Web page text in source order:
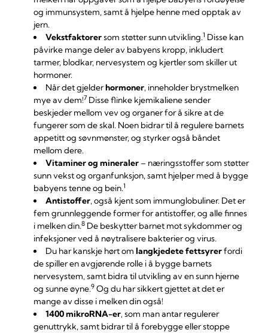
og immunsystem, samt å hjelpe henne med opptak av
jern.
Vekstfaktorersom støtter sunn utvikling.1 Disse kan
påvirke mange deler av babyens kropp, inkludert
tarmer, blodkar, nervesystem og kjertler som skiller ut
hormoner.
Når det gjelderhormoner, inneholder brystmelken
mye av dem!7 Disse flinke kjemikaliene sender
beskjeder mellom vev og organer for å sikre at de
fungerer som de skal. Noen bidrar til å regulere barnets
appetitt og søvnmønster, og styrker også båndet
mellom dere.
Vitaminer og mineraler – næringsstoffer som støtter
sunn vekst og organfunksjon, samt hjelper med å bygge
babyens tenne og bein.1
Antistoffer, også kjent som immunglobuliner. Det er
fem grunnleggende former for antistoffer, og alle finnes
i melken din.8 De beskytter barnet mot sykdommer og
infeksjoner ved å nøytralisere bakterier og virus.
Du har kanskje hørt om langkjedete fettsyrerfordi
de spiller en avgjørende rolle i å bygge barnets
nervesystem, samt bidra til utvikling av en sunn hjerne
og sunne øyne.9 Og du har sikkert gjettet at det er
mange av disse i melken din også!
1400 mikroRNA-er, som man antar regulerer
genuttrykk, samt bidrar til å forebygge eller stoppe